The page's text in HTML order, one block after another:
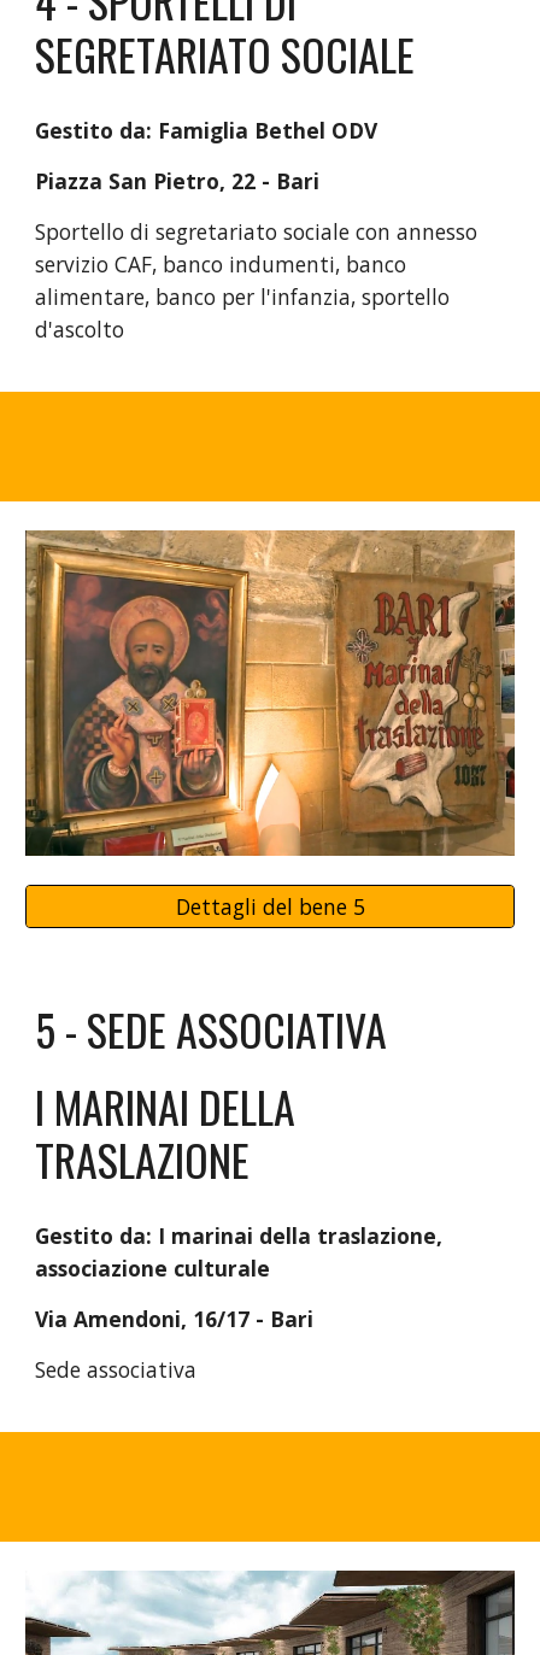
SEGRETARIATO SOCIALE
Gestito da: Famiglia Bethel ODV
Piazza San Pietro, 22 - Bari
Sportello di segretariato sociale con annesso
servizio CAF, banco indumenti, banco
alimentare, banco per l'infanzia, sportello
d'ascolto
Dettagli del bene 5
5 - SEDE ASSOCIATIVA
I MARINAI DELLA
TRASLAZIONE
Gestito da: I marinai della traslazione,
associazione culturale
Via Amendoni, 16/17 - Bari
Sede associativa